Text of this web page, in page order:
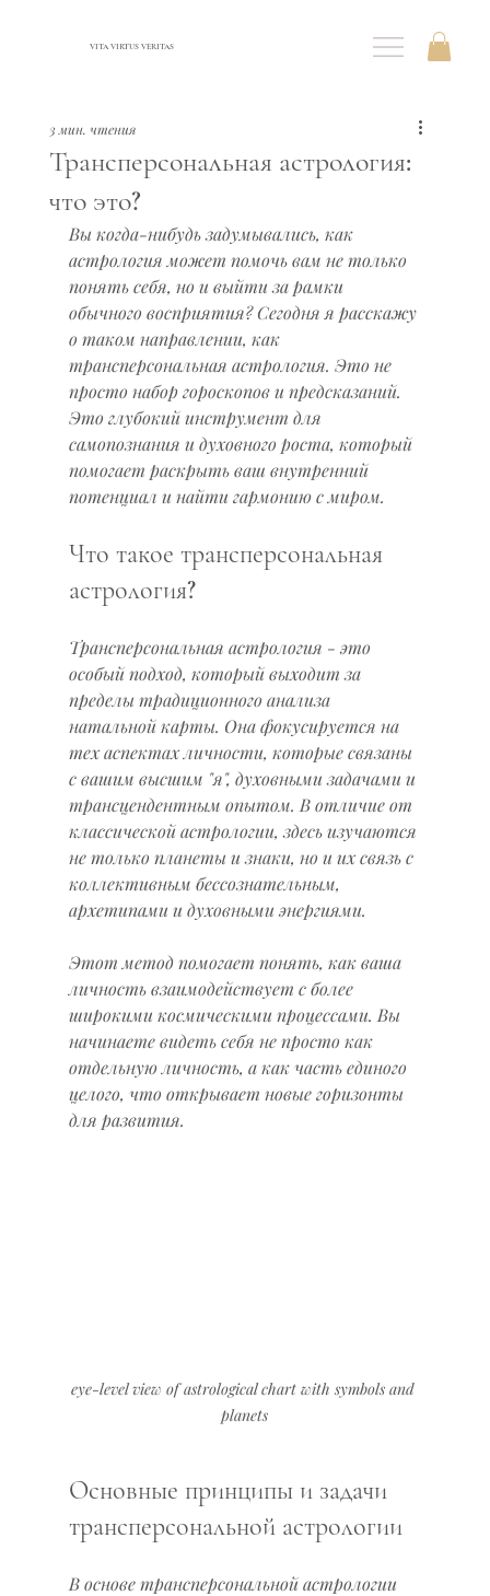
VITA VIRTUS VERITAS
Трансперсональная астрология:
что это?
3 мин. чтения
Вы когда-нибудь задумывались, как
астрология может помочь вам не только
понять себя, но и выйти за рамки
обычного восприятия? Сегодня я расскажу
о таком направлении, как
трансперсональная астрология. Это не
просто набор гороскопов и предсказаний.
Это глубокий инструмент для
самопознания и духовного роста, который
помогает раскрыть ваш внутренний
потенциал и найти гармонию с миром.
Что такое трансперсональная
астрология?
Трансперсональная астрология - это
особый подход, который выходит за
пределы традиционного анализа
натальной карты. Она фокусируется на
тех аспектах личности, которые связаны
с вашим высшим "я", духовными задачами и
трансцендентным опытом. В отличие от
классической астрологии, здесь изучаются
не только планеты и знаки, но и их связь с
коллективным бессознательным,
архетипами и духовными энергиями.
Этот метод помогает понять, как ваша
личность взаимодействует с более
широкими космическими процессами. Вы
начинаете видеть себя не просто как
отдельную личность, а как часть единого
целого, что открывает новые горизонты
для развития.
eye-level view of astrological chart with symbols and
planets
Основные принципы и задачи
трансперсональной астрологии
В основе трансперсональной астрологии